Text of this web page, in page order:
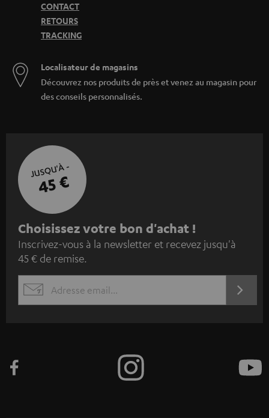
CONTACT
RETOURS
TRACKING
Localisateur de magasins
Découvrez nos produits de près et venez au magasin pour
des conseils personnalisés.
JUSQU'À -
45 €
I
n
s
c
r
z
Choisissez votre bon d'achat !
Inscrivez-vous à la newsletter et recevez jusqu'à
45 € de remise.
EMAIL